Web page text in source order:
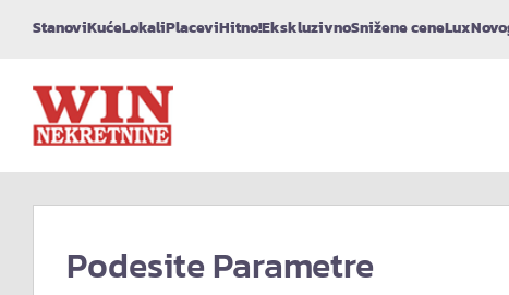
StanoviKućeLokaliPlaceviHitno!EkskluzivnoSnižene ceneLux
Podesite Parametre